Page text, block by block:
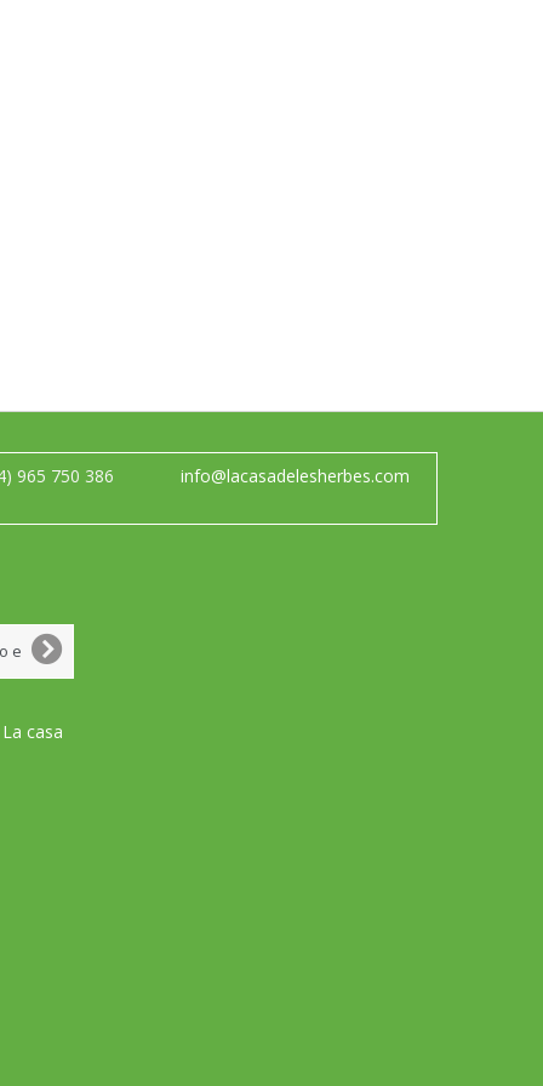
965 750 386 info@lacasadelesherbes.com
casa